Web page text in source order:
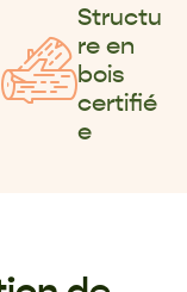
Structu
re en
bois
certifié
e